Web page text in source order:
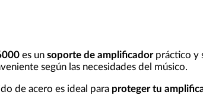
es un soporte de amplificadorpráctico y
según las necesidades del músico.
de acero es ideal para proteger tu